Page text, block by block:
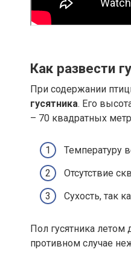
Как развести
При содержании
гусятника. Его
– 70 квадратных
Температуру
Отсутствие
Сухость, так
Пол гусятника
противном случае